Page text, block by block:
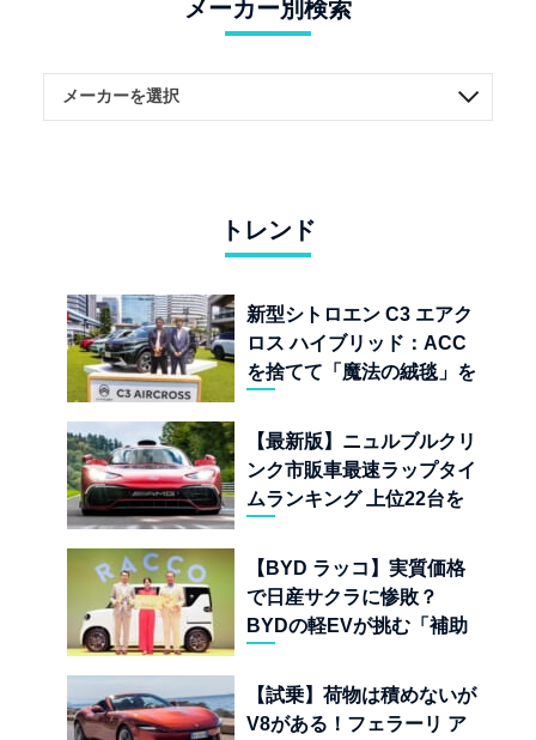
メーカー別検索
トレンド
新型シトロエン C3 エアク
ロス ハイブリッド：ACC
を捨てて「魔法の絨毯」を
児
【最新版】ニュルブルクリ
ンク市販車最速ラップタイ
ムランキング 上位22台を
【BYD ラッコ】実質価格
で日産サクラに惨敗？
BYDの軽EVが挑む「補助
界
【試乗】荷物は積めないが
V8がある！フェラーリ ア